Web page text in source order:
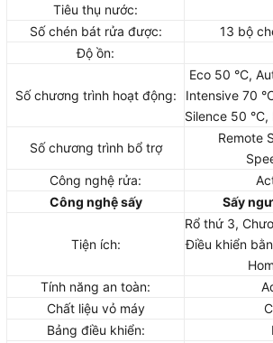
Tiêu thụ nước:
Số chén bát rửa được:
13 bộ
Độ ồn:
Số chương trình hoạt động:
Eco 50 °C,
Intensive 70
Silence 50
Số chương trình bổ trợ
Remote
Công nghệ rửa:
Công nghệ sấy
Sấy
Tiện ích:
Rổ thứ 3,
Điều khiển
Tính năng an toàn:
Chất liệu vỏ máy
Bảng điều khiển: